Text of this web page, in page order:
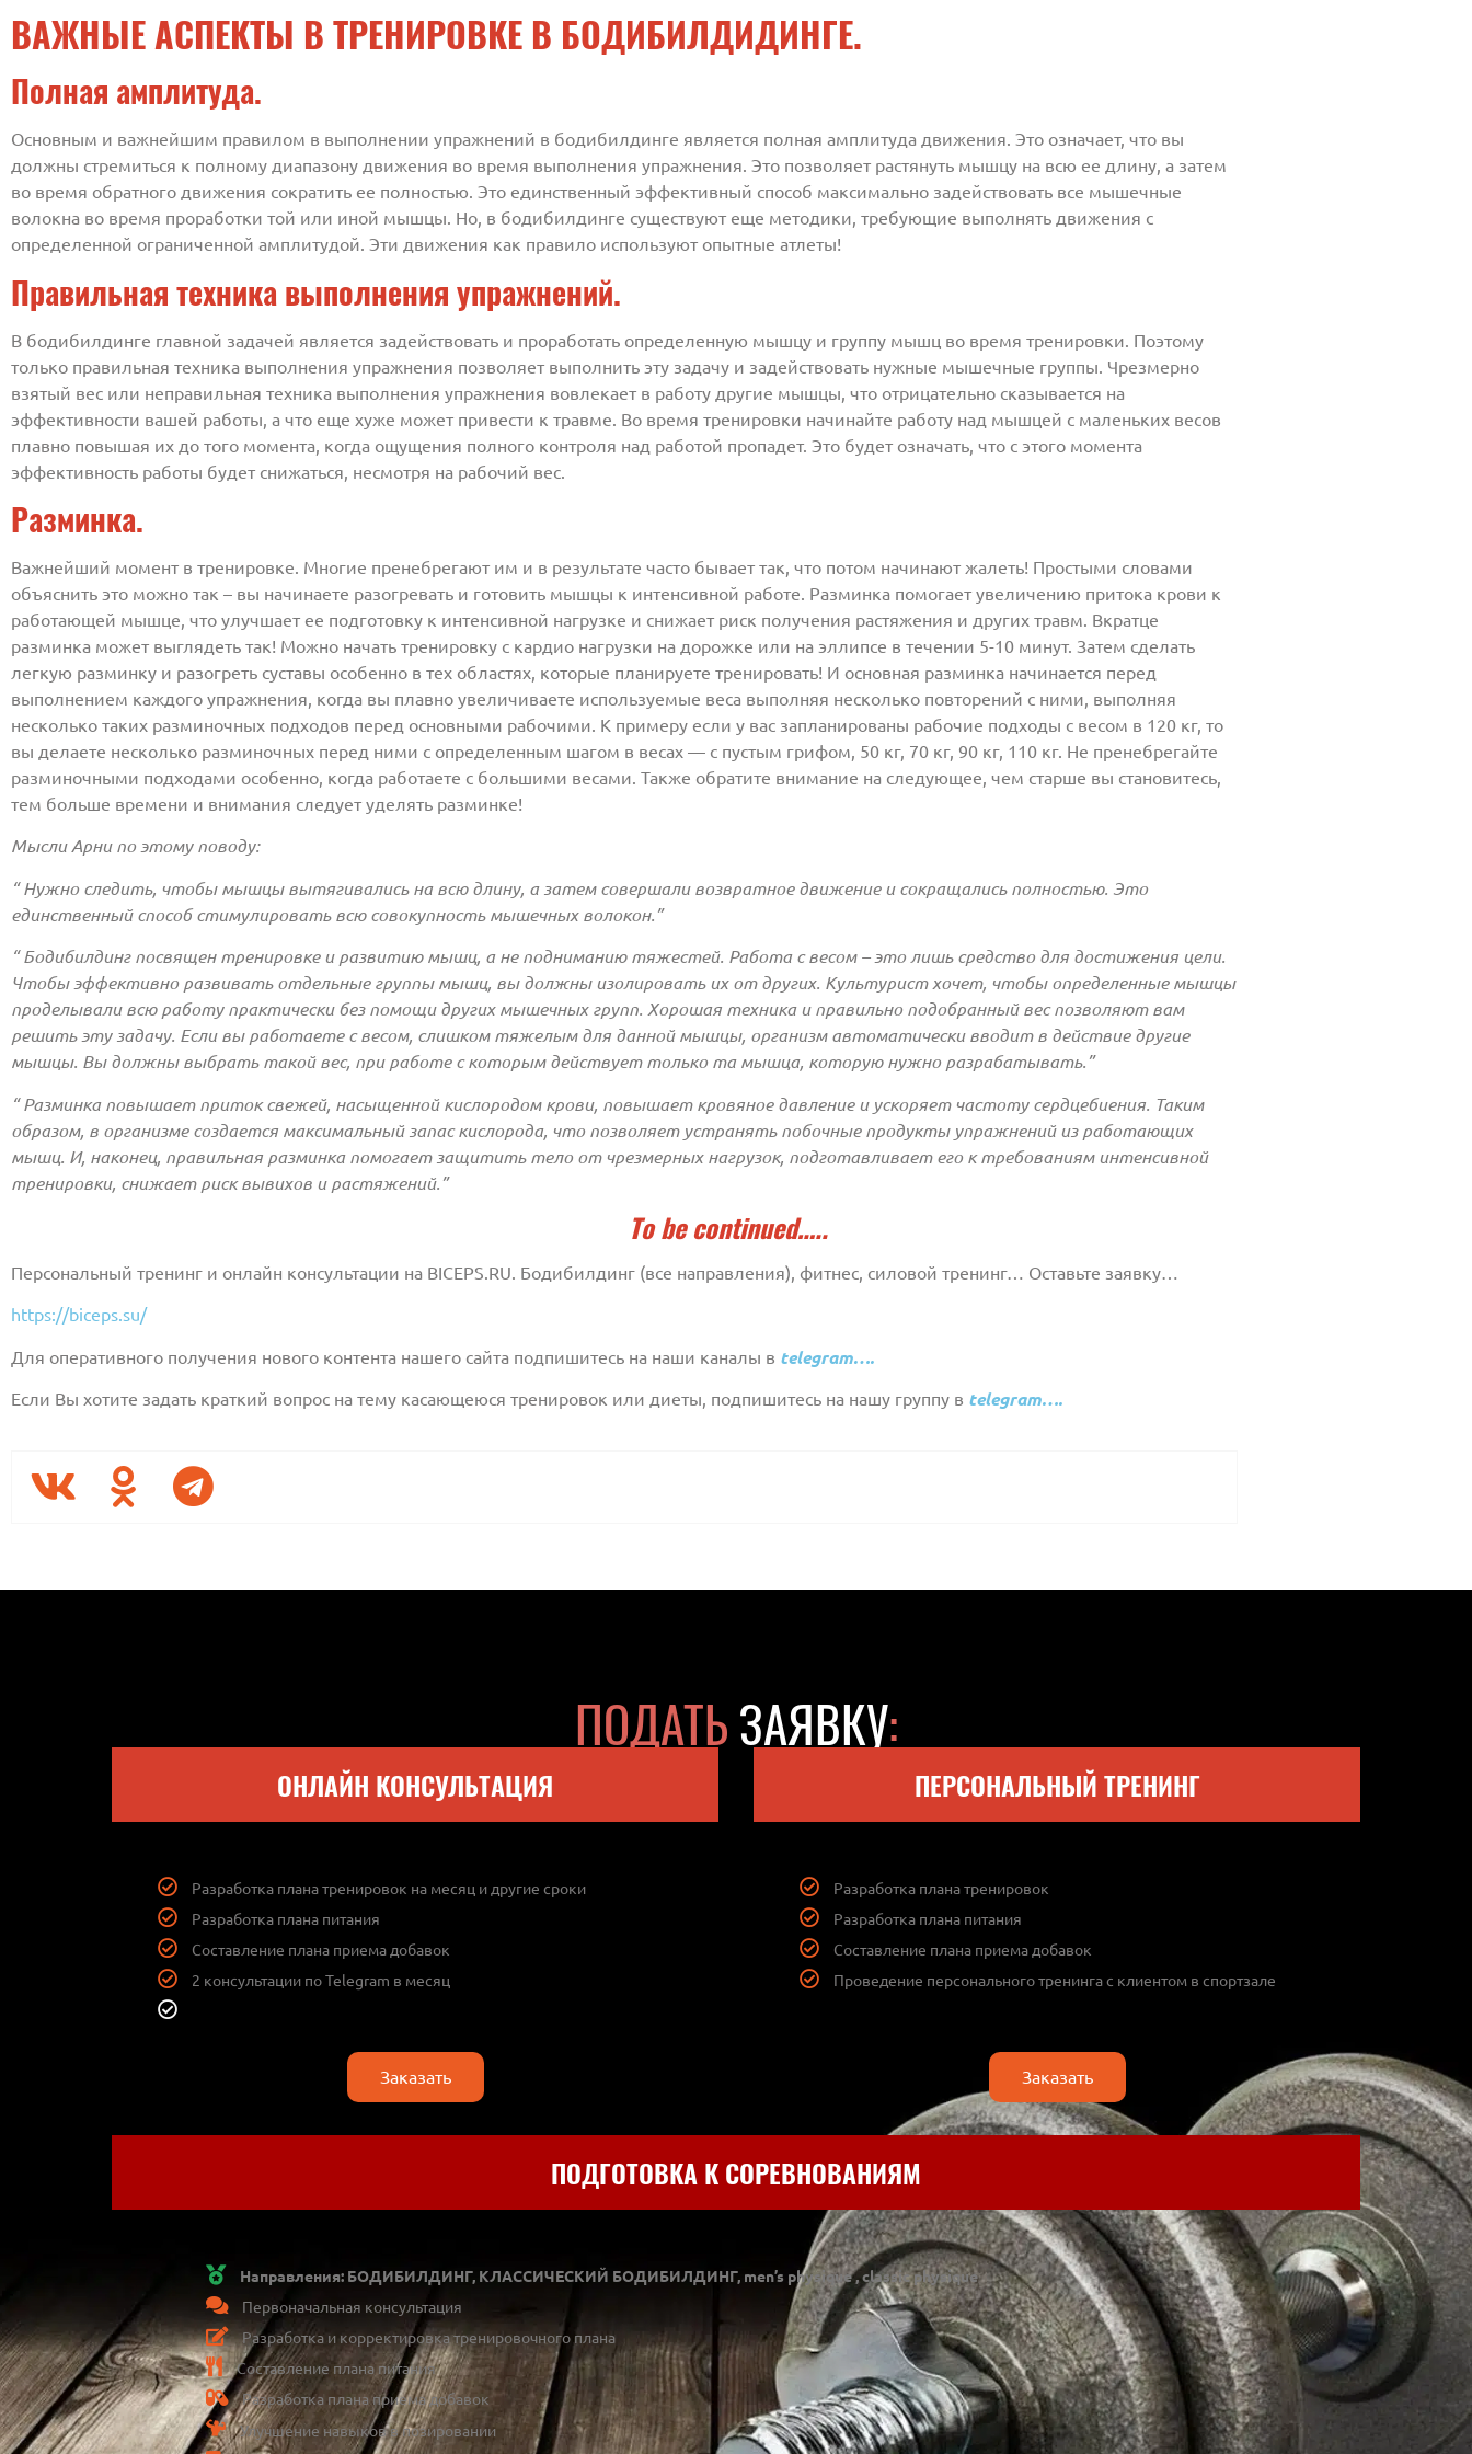
ВАЖНЫЕ АСПЕКТЫ В ТРЕНИРОВКЕ В БОДИБИЛДИДИНГЕ.
Полная амплитуда.
Основным и важнейшим правилом в выполнении упражнений в бодибилдинге является полная амплитуда движения. Это означает, что вы
должны стремиться к полному диапазону движения во время выполнения упражнения. Это позволяет растянуть мышцу на всю ее длину, а затем
во время обратного движения сократить ее полностью. Это единственный эффективный способ максимально задействовать все мышечные
волокна во время проработки той или иной мышцы. Но, в бодибилдинге существуют еще методики, требующие выполнять движения с
определенной ограниченной амплитудой. Эти движения как правило используют опытные атлеты!
Правильная техника выполнения упражнений.
В бодибилдинге главной задачей является задействовать и проработать определенную мышцу и группу мышц во время тренировки. Поэтому
только правильная техника выполнения упражнения позволяет выполнить эту задачу и задействовать нужные мышечные группы. Чрезмерно
взятый вес или неправильная техника выполнения упражнения вовлекает в работу другие мышцы, что отрицательно сказывается на
эффективности вашей работы, а что еще хуже может привести к травме. Во время тренировки начинайте работу над мышцей с маленьких весов
плавно повышая их до того момента, когда ощущения полного контроля над работой пропадет. Это будет означать, что с этого момента
эффективность работы будет снижаться, несмотря на рабочий вес.
Разминка.
Важнейший момент в тренировке. Многие пренебрегают им и в результате часто бывает так, что потом начинают жалеть! Простыми словами
объяснить это можно так – вы начинаете разогревать и готовить мышцы к интенсивной работе. Разминка помогает увеличению притока крови к
работающей мышце, что улучшает ее подготовку к интенсивной нагрузке и снижает риск получения растяжения и других травм. Вкратце
разминка может выглядеть так! Можно начать тренировку с кардио нагрузки на дорожке или на эллипсе в течении 5-10 минут. Затем сделать
легкую разминку и разогреть суставы особенно в тех областях, которые планируете тренировать! И основная разминка начинается перед
выполнением каждого упражнения, когда вы плавно увеличиваете используемые веса выполняя несколько повторений с ними, выполняя
несколько таких разминочных подходов перед основными рабочими. К примеру если у вас запланированы рабочие подходы с весом в 120 кг, то
вы делаете несколько разминочных перед ними с определенным шагом в весах — с пустым грифом, 50 кг, 70 кг, 90 кг, 110 кг. Не пренебрегайте
разминочными подходами особенно, когда работаете с большими весами. Также обратите внимание на следующее, чем старше вы становитесь,
тем больше времени и внимания следует уделять разминке!
Мысли Арни по этому поводу:
“ Нужно следить, чтобы мышцы вытягивались на всю длину, а затем совершали возвратное движение и сокращались полностью. Это
единственный способcтимулировать всю совокупность мышечных волокон.”
“ Бодибилдинг посвящен тренировке и развитию мышц, а не подниманию тяжестей. Работа с весом – это лишь средство для достижения цели.
Чтобы эффективно развивать отдельные группы мышц, вы должны изолировать их от других. Культурист хочет, чтобы определенные мышцы
проделывали всю работу практически без помощи других мышечных групп. Хорошая техника и правильно подобранный вес позволяют вам
решить эту задачу. Если вы работаете с весом, слишком тяжелым для данной мышцы, организм автоматически вводит в действие другие
мышцы. Вы должны выбрать такой вес, при работе с которым действует только та мышца, которую нужно разрабатывать.”
“ Разминка повышает приток свежей, насыщенной кислородом крови, повышает кровяное давление и ускоряет частоту сердцебиения. Таким
образом, в организме создается максимальный запас кислорода, что позволяет устранять побочные продукты упражнений из работающих
мышц. И, наконец, правильная разминка помогает защитить тело от чрезмерных нагрузок, подготавливает его к требованиям интенсивной
тренировки, снижает риск вывихов и растяжений.”
To be continued…..
Персональный тренинг и онлайн консультации на BICEPS.RU. Бодибилдинг (все направления), фитнес, силовой тренинг… Оставьте заявку…
https://biceps.su/
Для оперативного получения нового контента нашего сайта подпишитесь на наши каналы в telegram….
Если Вы хотите задать краткий вопрос на тему касающеюся тренировок или диеты, подпишитесь на нашу группу в telegram….
ПОДАТЬЗАЯВКУ:
ОНЛАЙН КОНСУЛЬТАЦИЯ
Разработка плана тренировок на месяц и другие сроки
Разработка плана питания
Составление плана приема добавок
2 консультации по Telegram в месяц
Заказать
ПЕРСОНАЛЬНЫЙ ТРЕНИНГ
Разработка плана тренировок
Разработка плана питания
Составление плана приема добавок
Проведение персонального тренинга с клиентом в спортзале
Заказать
ПОДГОТОВКА К СОРЕВНОВАНИЯМ
Направления: БОДИБИЛДИНГ, КЛАССИЧЕСКИЙ БОДИБИЛДИНГ, men’s physique , classic physique
Первоначальная консультация
Разработка и корректировка тренировочного плана
Составление плана питания
Разработка плана приема добавок
Улучшение навыков в позировании